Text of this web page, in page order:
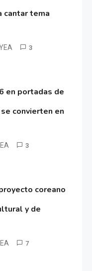
cantar tema
3
en portadas de
convierten en
3
coreano
y de
7